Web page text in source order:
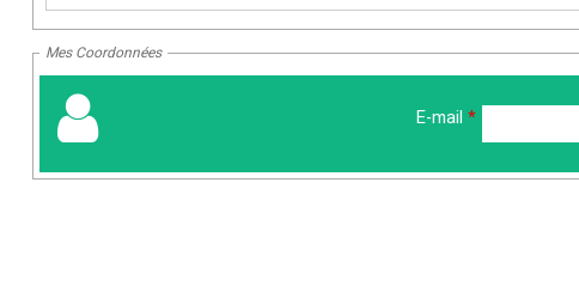
Mes Coordonnées
E-mail *